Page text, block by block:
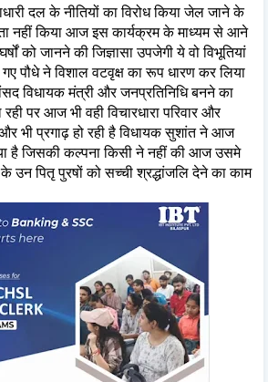
दल के नीतियों का विरोध किया जेल जाने के
नहीं किया आज इस कार्यक्रम के माध्यम से आने
को जानने की जिज्ञासा उपजेगी ये वो विभूतियां
गए पौधे ने विशाल वटवृक्ष का रूप धारण कर लिया
विधायक मंत्री और जनप्रतिनिधि बनने का
पर आज भी वही विचारधारा परिवार और
भी प्रगाढ़ हो रही है विधायक सुशांत ने आज
है जिसकी कल्पना किसी ने नहीं की आज उसमे
उन पितृ पुरषों को सच्ची श्रद्धांजलि देने का काम